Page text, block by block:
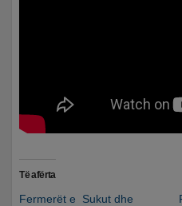
Të afërta
Fermerët e Sukut dhe